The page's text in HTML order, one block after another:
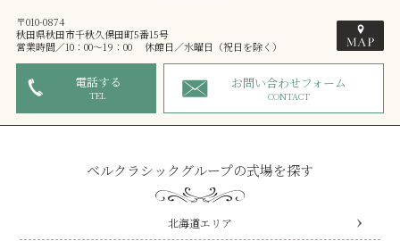
〒010-0874
秋田県秋田市千秋久保田町5番15号
営業時間／10：00～19：00 休館日／水曜日（祝日を除く）
電話する
TEL
お問い合わせフォーム
CONTACT
ベルクラシックグループの式場を探す
北海道エリア